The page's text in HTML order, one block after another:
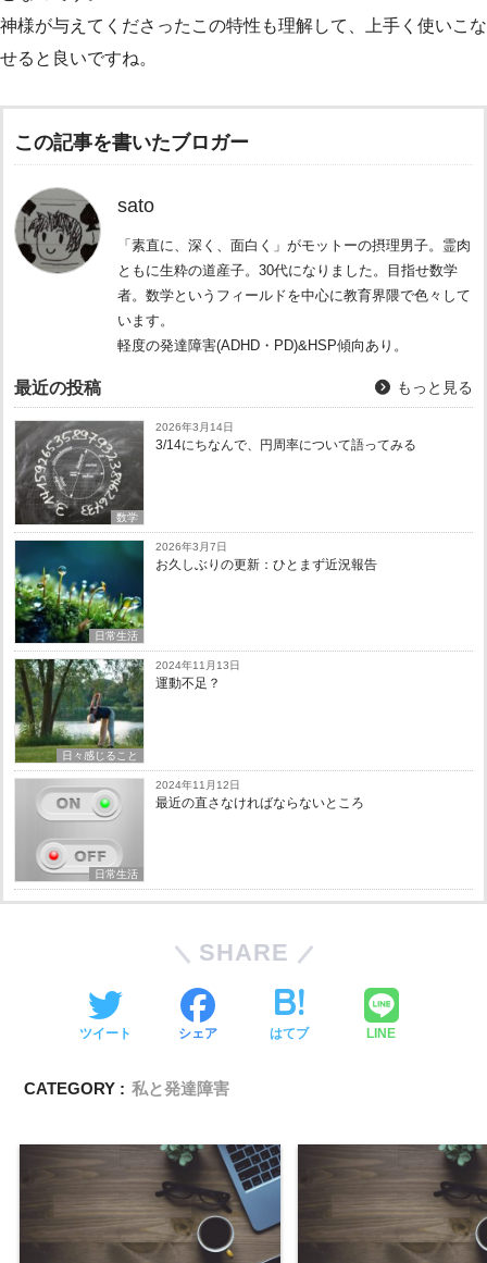
神様が与えてくださったこの特性も理解して、上手く使いこな
せると良いですね。
この記事を書いたブロガー
sato
「素直に、深く、面白く」がモットーの摂理男子。霊肉
ともに生粋の道産子。30代になりました。目指せ数学
者。数学というフィールドを中心に教育界隈で色々して
います。
軽度の発達障害(ADHD・PD)&HSP傾向あり。
最近の投稿 もっと見る
数学
2026年3月14日
3/14にちなんで、円周率について語ってみる
日常生活
2026年3月7日
お久しぶりの更新：ひとまず近況報告
日々感じること
2024年11月13日
運動不足？
日常生活
2024年11月12日
最近の直さなければならないところ
SHARE
ツイート シェア はてブ LINE
CATEGORY : 私と発達障害